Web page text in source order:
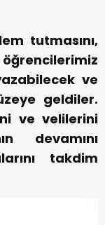
tutmasını,
ve
geldiler.
ve velilerini
devamını
takdim